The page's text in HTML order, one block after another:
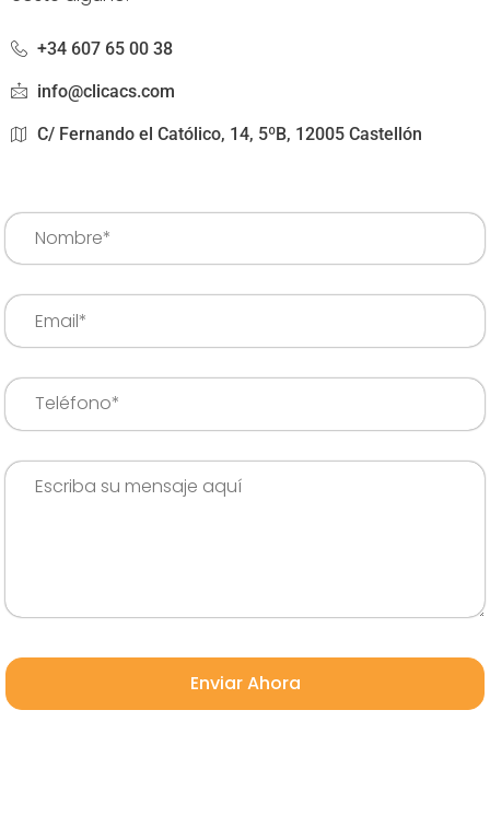
+34 607 65 00 38
info@clicacs.com
C/ Fernando el Católico, 14, 5ºB, 12005 Castellón